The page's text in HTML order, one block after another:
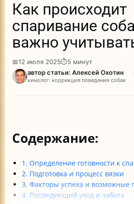
Как происходит
спаривание
важно
📅12 июля 2025⏱5 минут
автор статьи: Алексей Охотин
кинолог: коррекция поведения собак
Содержание:
1. Определение готовности к
2. Подготовка и процесс вязки
3. Факторы успеха и возможные
4. Последующий уход и забота